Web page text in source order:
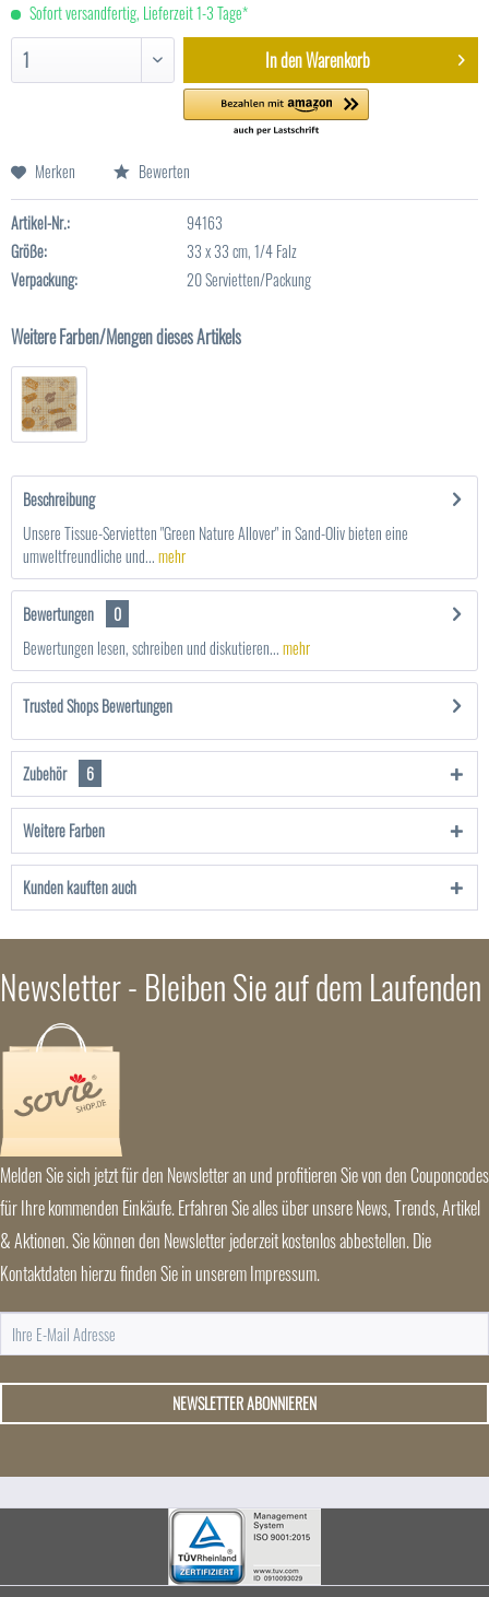
Sofort versandfertig, Lieferzeit 1-3 Tage*
In denWarenkorb
Merken Bewerten
Artikel-Nr.:
94163
Größe:
33 x 33 cm, 1/4 Falz
Verpackung:
20 Servietten/Packung
Weitere Farben/Mengen dieses Artikels
Beschreibung
Unsere Tissue-Servietten "Green Nature Allover" in Sand-Oliv bieten eine
umweltfreundliche und...mehr
Bewertungen
0
Bewertungen lesen, schreiben und diskutieren...mehr
Trusted Shops Bewertungen
Zubehör 6
Weitere Farben
Kunden kauften auch
Newsletter - Bleiben Sie auf dem Laufenden
Melden Sie sich jetzt für den Newsletter an und profitieren Sie von den Couponcodes
für Ihre kommenden Einkäufe. Erfahren Sie alles über unsere News, Trends, Artikel
& Aktionen. Sie können den Newsletter jederzeit kostenlos abbestellen. Die
Kontaktdaten hierzu finden Sie in unserem Impressum.
NEWSLETTER ABONNIEREN